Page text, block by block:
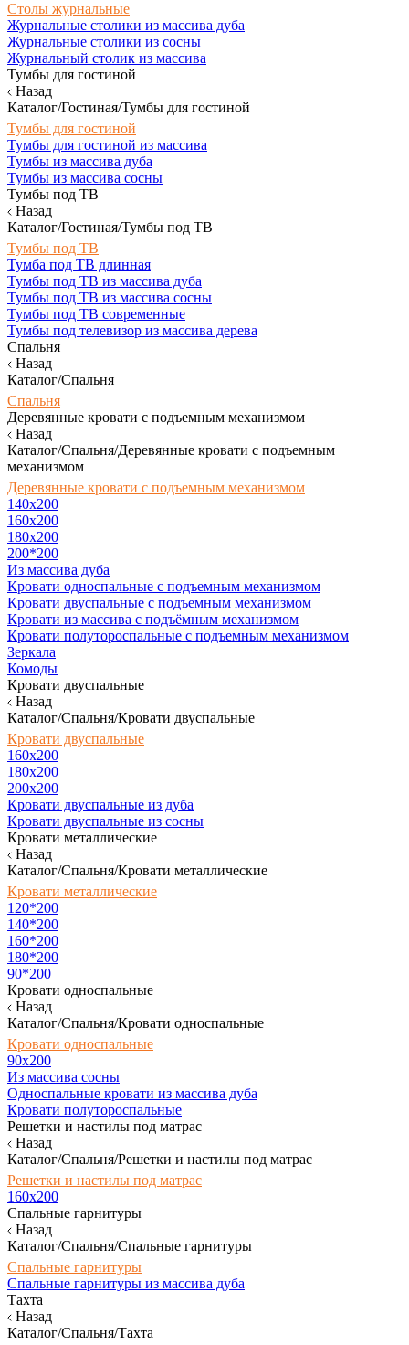
Столы журнальные
Журнальные столики из массива дуба
Журнальные столики из сосны
Журнальный столик из массива
Тумбы для гостиной
Назад
Каталог/Гостиная/Тумбы для гостиной
Тумбы для гостиной
Тумбы для гостиной из массива
Тумбы из массива дуба
Тумбы из массива сосны
Тумбы под ТВ
Назад
Каталог/Гостиная/Тумбы под ТВ
Тумбы под ТВ
Тумба под ТВ длинная
Тумбы под ТВ из массива дуба
Тумбы под ТВ из массива сосны
Тумбы под ТВ современные
Тумбы под телевизор из массива дерева
Спальня
Назад
Каталог/Спальня
Спальня
Деревянные кровати с подъемным механизмом
Назад
Каталог/Спальня/Деревянные кровати с подъемным
механизмом
Деревянные кровати с подъемным механизмом
140x200
160х200
180х200
200*200
Из массива дуба
Кровати односпальные с подъемным механизмом
Кровати двуспальные с подъемным механизмом
Кровати из массива с подъёмным механизмом
Кровати полутороспальные с подъемным механизмом
Зеркала
Комоды
Кровати двуспальные
Назад
Каталог/Спальня/Кровати двуспальные
Кровати двуспальные
160х200
180x200
200x200
Кровати двуспальные из дуба
Кровати двуспальные из сосны
Кровати металлические
Назад
Каталог/Спальня/Кровати металлические
Кровати металлические
120*200
140*200
160*200
180*200
90*200
Кровати односпальные
Назад
Каталог/Спальня/Кровати односпальные
Кровати односпальные
90х200
Из массива сосны
Односпальные кровати из массива дуба
Кровати полутороспальные
Решетки и настилы под матрас
Назад
Каталог/Спальня/Решетки и настилы под матрас
Решетки и настилы под матрас
160х200
Спальные гарнитуры
Назад
Каталог/Спальня/Спальные гарнитуры
Спальные гарнитуры
Спальные гарнитуры из массива дуба
Тахта
Назад
Каталог/Спальня/Тахта